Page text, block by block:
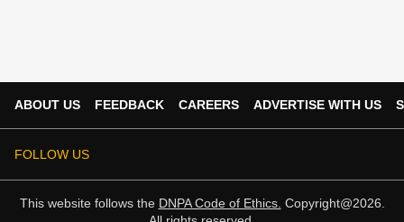
ABOUT US FEEDBACK CAREERS ADVERTISE WITH US
FOLLOW US
This website follows the DNPA Code of Ethics. Copyright@2026.